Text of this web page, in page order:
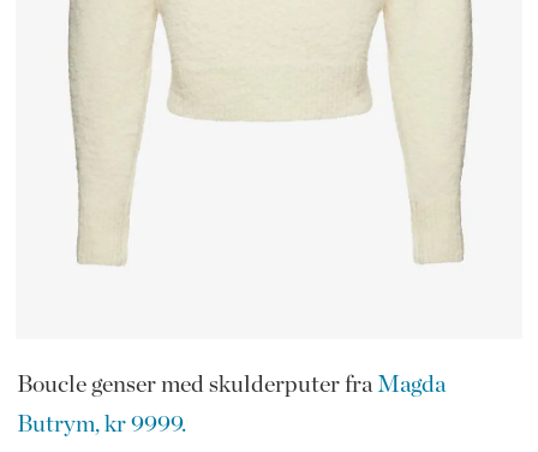
Boucle genser med skulderputer fra Magda
Butrym, kr 9999.